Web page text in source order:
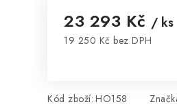
23 293 Kč / ks
19 250 Kč bez DPH
Kód zboží: HO158